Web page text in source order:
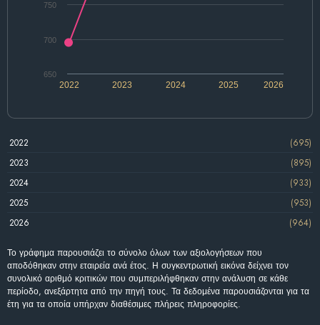
2025
2022 2023 2024 2026
650
700
750
2022
(695)
2023
(895)
2024
(933)
2025
(953)
2026
(964)
Το γράφημα παρουσιάζει το σύνολο όλων των αξιολογήσεων που
αποδόθηκαν στην εταιρεία ανά έτος. Η συγκεντρωτική εικόνα δείχνει τον
συνολικό αριθμό κριτικών που συμπεριλήφθηκαν στην ανάλυση σε κάθε
περίοδο, ανεξάρτητα από την πηγή τους. Τα δεδομένα παρουσιάζονται για τα
έτη για τα οποία υπήρχαν διαθέσιμες πλήρεις πληροφορίες.